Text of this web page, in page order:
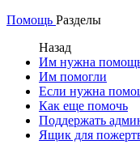
Помощь Разделы
Назад
Им нужна
Им помогли
Если нужна
Как еще помочь
Поддержать
Ящик для